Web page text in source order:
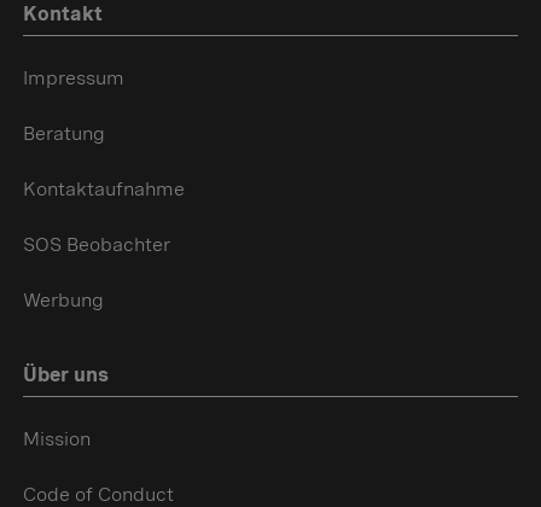
Kontakt
Impressum
Beratung
Kontaktaufnahme
SOS Beobachter
Werbung
Über uns
Mission
Code of Conduct